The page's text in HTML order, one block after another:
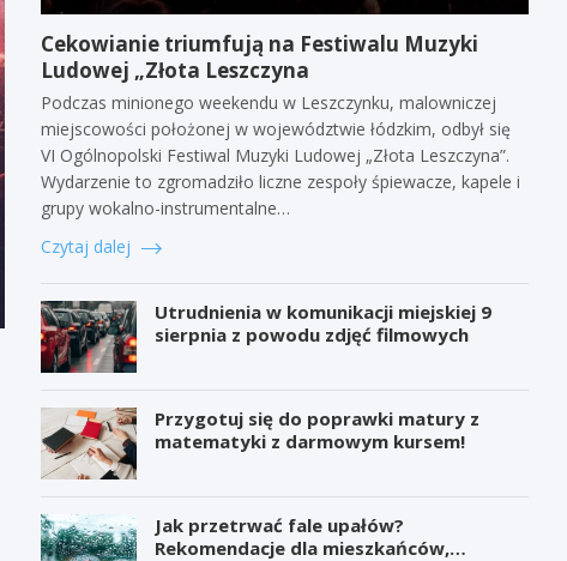
Cekowianie triumfują na Festiwalu Muzyki
Ludowej „Złota Leszczyna
Podczas minionego weekendu w Leszczynku, malowniczej
miejscowości położonej w województwie łódzkim, odbył się
VI Ogólnopolski Festiwal Muzyki Ludowej „Złota Leszczyna”.
Wydarzenie to zgromadziło liczne zespoły śpiewacze, kapele i
grupy wokalno-instrumentalne…
Czytaj dalej
Utrudnienia w komunikacji miejskiej 9
sierpnia z powodu zdjęć filmowych
Przygotuj się do poprawki matury z
matematyki z darmowym kursem!
Jak przetrwać fale upałów?
Rekomendacje dla mieszkańców,